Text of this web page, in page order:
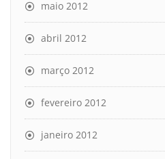
maio 2012
abril 2012
março 2012
fevereiro 2012
janeiro 2012